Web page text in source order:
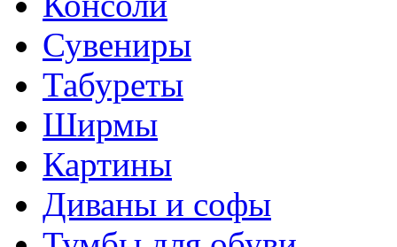
Сувениры
Табуреты
Ширмы
Картины
Диваны и софы